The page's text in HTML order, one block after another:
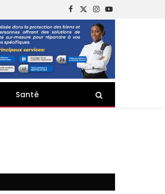
Facebook
X
(Twitter)
Instagram
YouTube
Santé